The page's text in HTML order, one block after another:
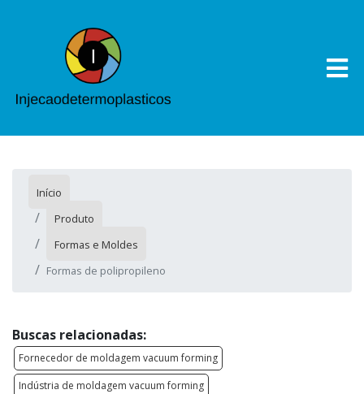
Início
Produto
Formas e Moldes
Formas de polipropileno
Buscas relacionadas:
Fornecedor de moldagem vacuum forming
Indústria de moldagem vacuum forming